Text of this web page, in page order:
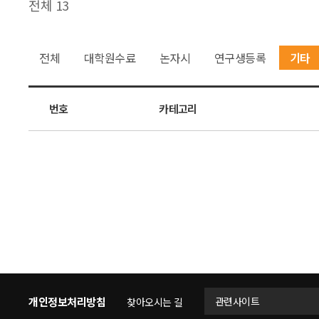
전체 13
전체 대학원수료 논자시 연구생등록 기타
번호 카테고리
개인정보처리방침 찾아오시는 길 관련사이트